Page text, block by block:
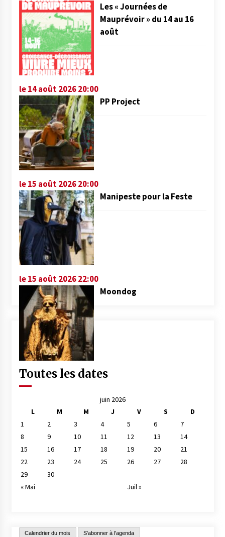
Les « Journées de
Mauprévoir » du 14 au 16
août
le 14 août 2026 20:00
PP Project
le 15 août 2026 20:00
Manipeste pour la Feste
le 15 août 2026 22:00
Moondog
Toutes les dates
juin 2026
L
M M J V S
D
1
2 3 4 5 6
7
8
9 10 11 12 13
14
15
16 17 18 19 20
21
22
23 24 25 26 27
28
29
30
« Mai
Juil »
Calendrier du mois S'abonner à l'agenda